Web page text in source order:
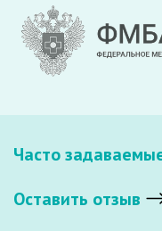
Часто
Оставить отзыв